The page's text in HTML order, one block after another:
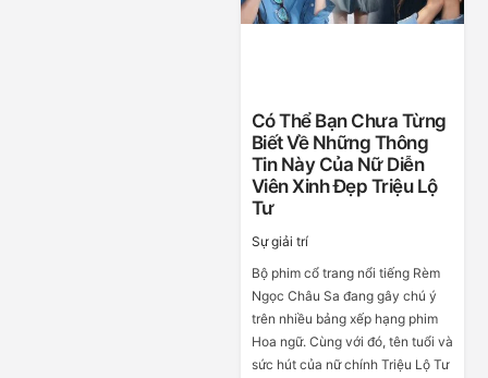
Có Thể Bạn Chưa Từng
Biết Về Những Thông
Tin Này Của Nữ Diễn
Viên Xinh Đẹp Triệu Lộ
Tư
Sự giải trí
Bộ phim cổ trang nổi tiếng Rèm
Ngọc Châu Sa đang gây chú ý
trên nhiều bảng xếp hạng phim
Hoa ngữ. Cùng với đó, tên tuổi và
sức hút của nữ chính Triệu Lộ Tư